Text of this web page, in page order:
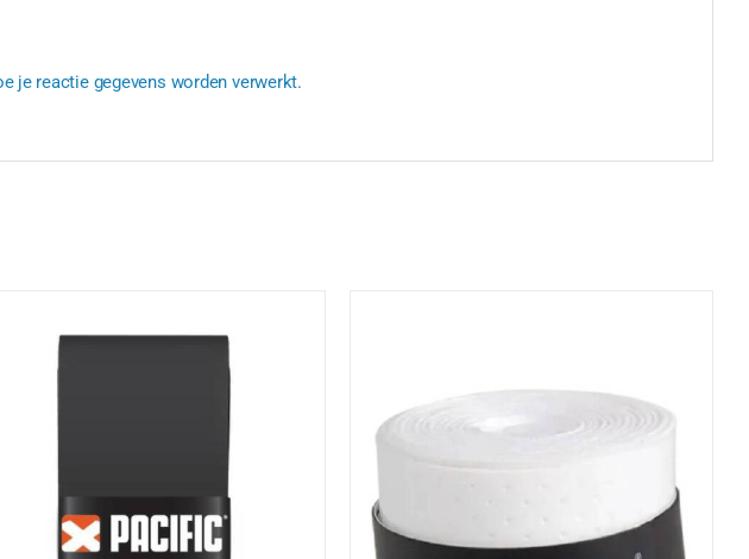
je reactie gegevens worden verwerkt.
TOEVOEGEN AAN WINKELWAGEN
DETAILS